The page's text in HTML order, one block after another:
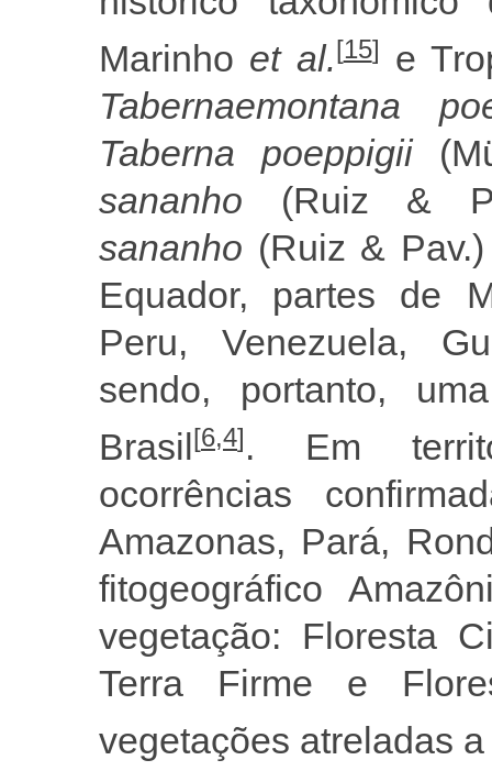
Marinho et al.[15]
e
Tabernaemontana
Taberna poeppigii
sananho (Ruiz &
sananho (Ruiz &
Equador, partes de
Peru, Venezuela,
sendo, portanto,
Brasil [6,4]. Em
ocorrências
Amazonas, Pará,
fitogeográfico
vegetação: Floresta
Terra Firme e
vegetações atreladas